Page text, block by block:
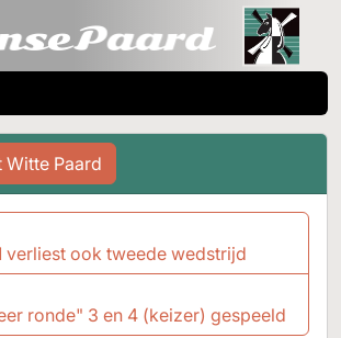
Witte Paard
verliest ook tweede wedstrijd
ronde" 3 en 4 (keizer) gespeeld